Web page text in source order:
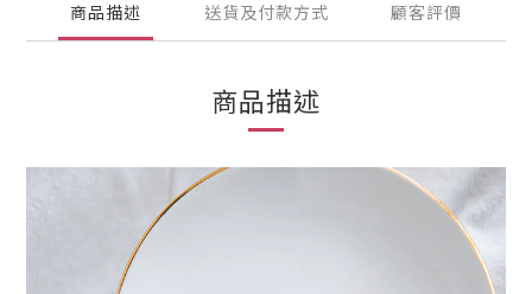
商品描述 送貨及付款方式 顧客評價
商品描述